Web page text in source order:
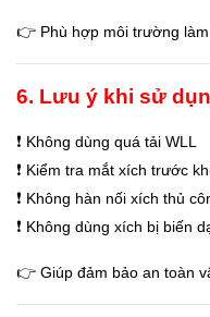
👉 Phù hợp môi trường
6. Lưu ý khi sử
❗ Không dùng quá tải WLL
❗ Kiểm tra mắt xích trước
❗ Không hàn nối xích thủ
❗ Không dùng xích bị biến
👉 Giúp đảm bảo an toàn